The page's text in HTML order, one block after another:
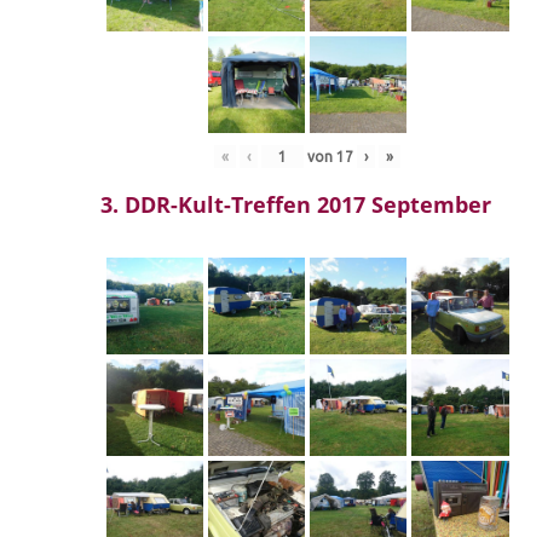
« ‹ von 17 › »
3. DDR-Kult-Treffen 2017 September